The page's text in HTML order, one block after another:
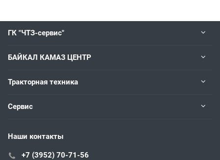
ГК "ЧТЗ-сервис"
БАЙКАЛ КАМАЗ ЦЕНТР
Тракторная техника
Сервис
Наши контакты
+7 (3952) 70-71-56